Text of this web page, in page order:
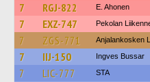
7 RGJ-822 E. Ahonen
7 EXZ-747 Pekolan
7 ZGS-771 Anjalankosken
7 IIJ-150 Ingves Bussar
7 LIC-777 STA